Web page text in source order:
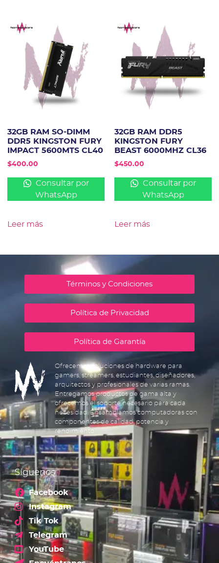
32GB RAM SO-DIMM
DDR5 KINGSTON FURY
IMPACT 5600MTS CL40
$400.00
Consultar por
WhatsApp
Leer más
32GB RAM DDR5
KINGSTON FURY
BEAST 6000MHZ CL36
$450.00
Consultar por
WhatsApp
Leer más
Términos y Condiciones
Política de Privacidad
Política de Garantía
Ofrecemos soluciones de hardware para
gamers, streamers, estudiantes, diseñadores,
arquitectos y profesionales de varias ramas.
Entregamos productos de gama alta y
ofrecemos el soporte necesario para cada
necesidad. Ensamblamos computadoras con
componentes de calidad, potencia y
rendimiento.
Síguenos
Facebook
Instagram
Tik Tok
Telegram
YouTube